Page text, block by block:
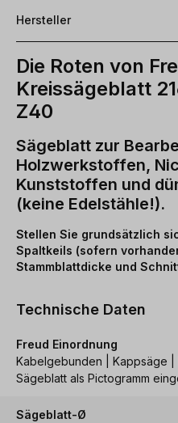
Hersteller
Die Roten von
Kreissägeblatt
Z40
Sägeblatt zur
Holzwerkstoffen,
Kunststoffen und
(keine Edelstähle!).
Stellen Sie grundsätzlich
Spaltkeils (sofern
Stammblattdicke und
Technische Daten
Freud Einordnung
Kabelgebunden | Kappsäge
Sägeblatt als Pictogramm
Sägeblatt-Ø